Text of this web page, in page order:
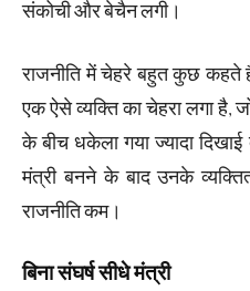
संकोची और बेचैन लगी।
राजनीति में चेहरे बहुत कुछ
एक ऐसे व्यक्ति का चेहरा लगा है,
के बीच धकेला गया ज्यादा
मंत्री बनने के बाद उनके
राजनीति कम।
बिना संघर्ष सीधे मंत्री